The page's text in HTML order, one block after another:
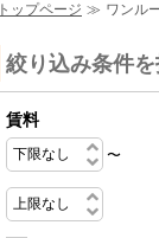
トップページ ≫ ワンル
絞り込み条件
賃料
〜